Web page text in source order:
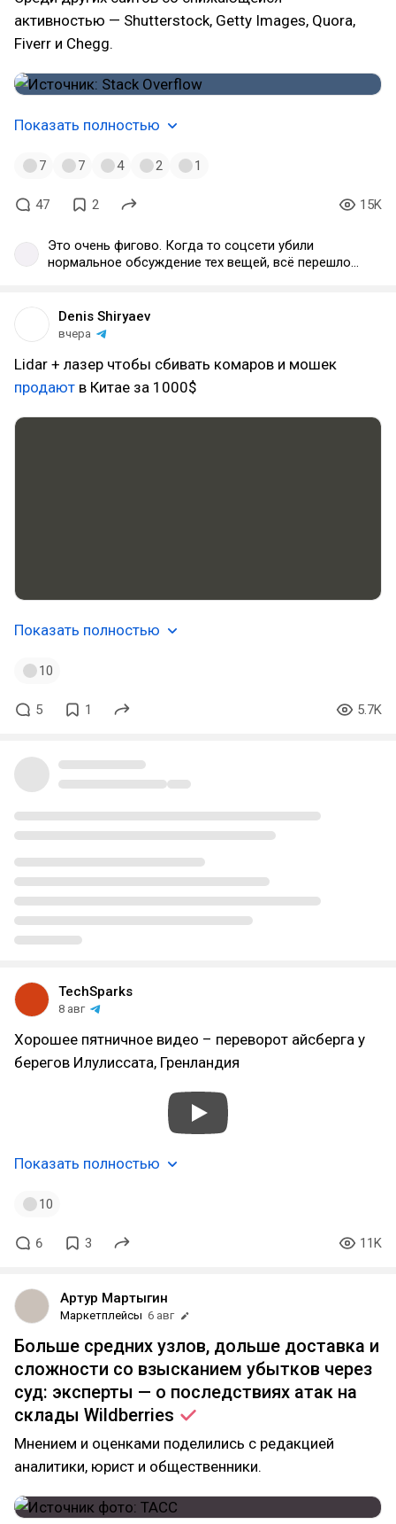
активностью — Shutterstock, Getty Images, Quora,
Fiverr и Chegg.
Показать полностью
7 7 4 2 1
47 2 15K
Это очень фигово. Когда то соцсети убили
нормальное обсуждение тех вещей, всё перешло
обсуждать... ИИ знает не всё
Denis Shiryaev
вчера
Lidar + лазер чтобы сбивать комаров и мошек
продают в Китае за 1000$
Показать полностью
10
5 1 5.7K
TechSparks
8 авг
Хорошее пятничное видео – переворот айсберга у
берегов Илулиссата, Гренландия
Показать полностью
10
6 3 11K
Артур Мартыгин
Маркетплейсы 6 авг
Больше средних узлов, дольше доставка и
сложности со взысканием убытков через
суд: эксперты — о последствиях атак на
склады Wildberries
Мнением и оценками поделились с редакцией
аналитики, юрист и общественники.